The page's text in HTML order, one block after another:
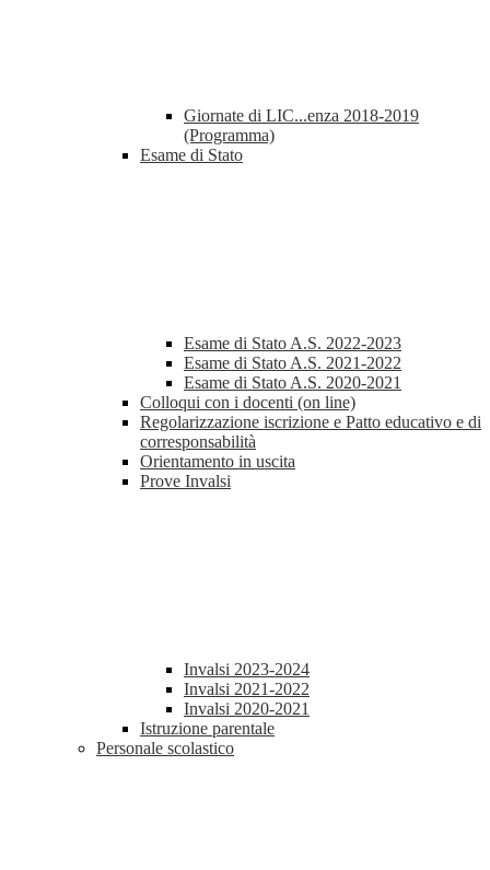
Giornate di LIC...enza 2018-2019
(Programma)
Esame di Stato
Esame di Stato A.S. 2022-2023
Esame di Stato A.S. 2021-2022
Esame di Stato A.S. 2020-2021
Colloqui con i docenti (on line)
Regolarizzazione iscrizione e Patto educativo e di
corresponsabilità
Orientamento in uscita
Prove Invalsi
Invalsi 2023-2024
Invalsi 2021-2022
Invalsi 2020-2021
Istruzione parentale
Personale scolastico